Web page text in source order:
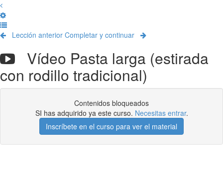
Lección anterior Completar y continuar
Vídeo Pasta larga (estirada
con rodillo tradicional)
Contenidos bloqueados
SI has adquirido ya este curso. Necesitas entrar.
Inscríbete en el curso para ver el material